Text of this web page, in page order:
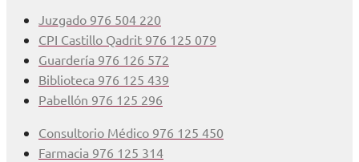
Juzgado 976 504 220
CPI Castillo Qadrit 976 125 079
Guardería 976 126 572
Biblioteca 976 125 439
Pabellón 976 125 296
Consultorio Médico 976 125 450
Farmacia 976 125 314